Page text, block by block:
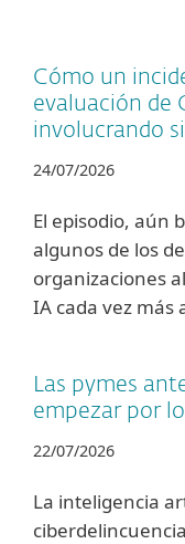
Cómo un
evaluación de
involucrando
24/07/2026
El episodio, aún
algunos de los
organizaciones
IA cada vez más
Las pymes
empezar por lo
22/07/2026
La inteligencia